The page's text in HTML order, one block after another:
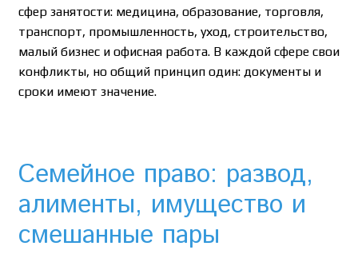
сфер занятости: медицина, образование, торговля,
транспорт, промышленность, уход, строительство,
малый бизнес и офисная работа. В каждой сфере свои
конфликты, но общий принцип один: документы и
сроки имеют значение.
Семейное право: развод,
алименты, имущество и
смешанные пары